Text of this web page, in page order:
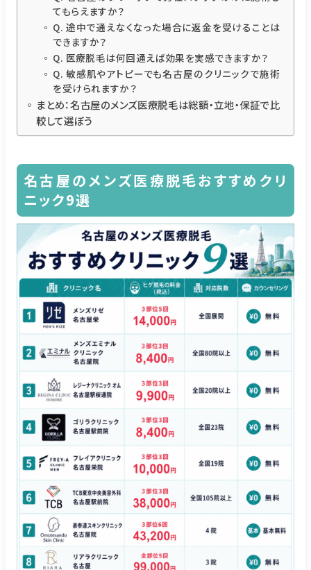
てもらえますか？
Q. 途中で通えなくなった場合に返金を受けることは
できますか？
Q. 医療脱毛は何回通えば効果を実感できますか？
Q. 敏感肌やアトピーでも名古屋のクリニックで施術
を受けられますか？
まとめ：名古屋のメンズ医療脱毛は総額・立地・保証で比
較して選ぼう
名古屋のメンズ医療脱毛おすすめクリ
ニック9選